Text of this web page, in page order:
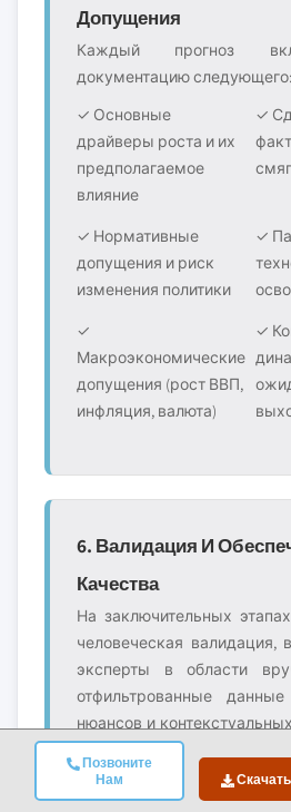
Позвоните
Нам
Допущения
Каждый прогноз
документацию следующего:
✓ Основные
драйверы роста и их
предполагаемое
влияние
✓
✓ Нормативные
допущения и риск
изменения политики
✓
✓
Макроэкономические
допущения (рост ВВП,
инфляция, валюта)
✓
6. Валидация И
Качества
На заключительных
человеческая валидация,
эксперты в области
отфильтрованные
нюансов и
могут ускользнуть
системы. Эта
добавляет важный